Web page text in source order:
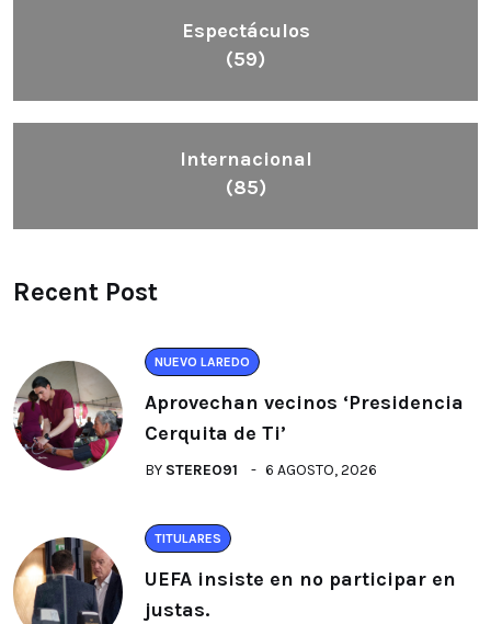
Espectáculos
(59)
Internacional
(85)
Recent Post
NUEVO LAREDO
Aprovechan vecinos ‘Presidencia
Cerquita de Ti’
BY STEREO91 6 AGOSTO, 2026
TITULARES
UEFA insiste en no participar en
justas.